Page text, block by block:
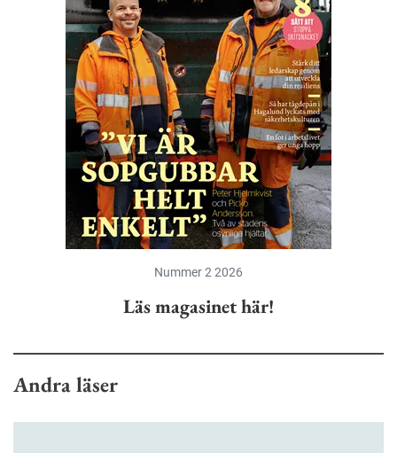
Nummer 2 2026
Läs magasinet här!
Andra läser